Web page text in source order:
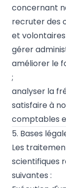
concernant
recruter des
et volontaires
gérer
améliorer le
;
analyser la
satisfaire à
comptables
5. Bases
Les
scientifiques
suivantes :